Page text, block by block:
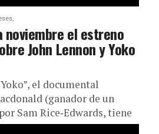
noviembre el estreno
John Lennon y Yoko
el documental
(ganador de un
Sam Rice‑Edwards, tiene